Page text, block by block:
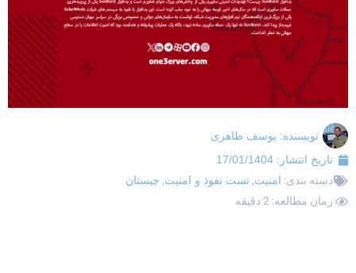
نویسنده:یوسف طاهری
تاریخ انتشار: 17/01/1404
دسته بندی:امنیت,تست نفوذ و امنیت,چیستان
زمان مطالعه: 2 دقیقه